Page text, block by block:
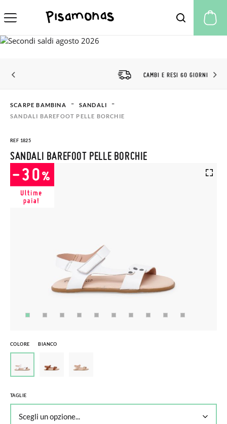
CAMBI E RESI 60 GIORNI
SCARPE BAMBINA
SANDALI
SANDALI BAREFOOT PELLE BORCHIE
REF 1825
SANDALI BAREFOOT PELLE BORCHIE
COLORE BIANCO
TAGLIE